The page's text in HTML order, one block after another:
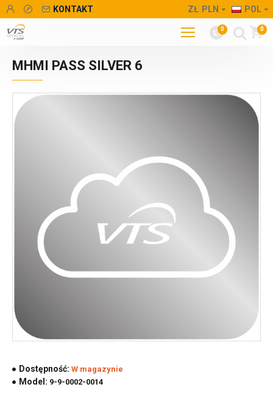
KONTAKT ZŁ PLN POL
0 0
MHMI PASS SILVER 6
Dostępność: W magazynie
Model: 9-9-0002-0014